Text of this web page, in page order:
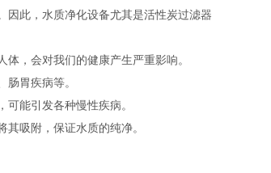
此，水质净化设备尤其是活性炭过滤器
，会对我们的健康产生严重影响。
胃疾病等。
能引发各种慢性疾病。
吸附，保证水质的纯净。